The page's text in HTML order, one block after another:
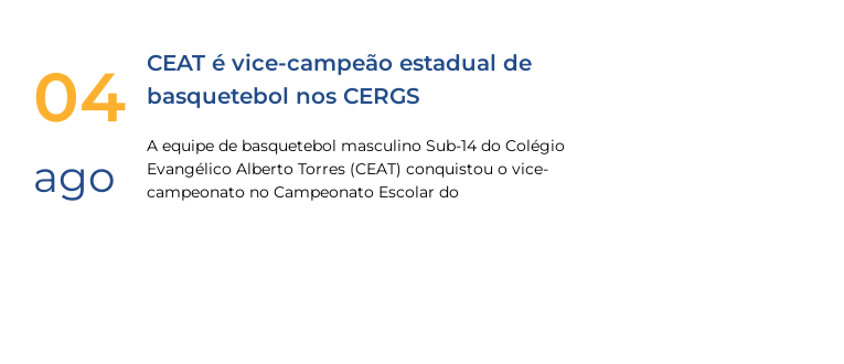
04
ago
CEAT é vice-campeão estadual de
basquetebol nos CERGS
A equipe de basquetebol masculino Sub-14 do Colégio
Evangélico Alberto Torres (CEAT) conquistou o vice-
campeonato no Campeonato Escolar do